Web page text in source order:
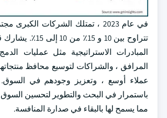
في عام 2023 ، تمتلك الشركات
تتراوح بين 10 و
المبادرات الاستراتيجية مثل عمليات
المرافق ، والشراكات لتوسيع محافظ
عملاء أوسع ، وتعزيز وجودهم في
باستمرار في البحث والتطوير لتحسين السوق
مما يسمح لها بالبقاء في صدارة المنافسة.